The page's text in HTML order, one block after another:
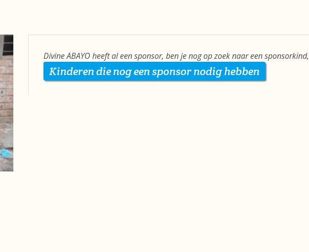
Divine ABAYO heeft al een sponsor, ben je nog op zoek naar een sponsorkind,
Kinderen die nog een sponsor nodig hebben